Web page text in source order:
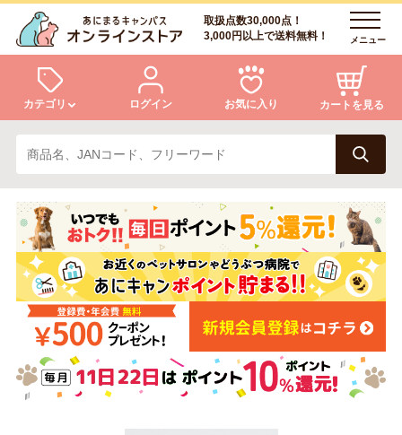
取扱点数30,000点！
3,000円以上で送料無料！
メニュー
カテゴリ
犬 猫
小動物・鳥 アクア・爬虫類・昆虫
ドッグフード キャットフード
美容・ケア用品 服・おさんぽ用品
ログイン お気に入り カートを見る
ログイン
会員登録
あにまるキャンパスについて
アフターサービス
商品リクエスト